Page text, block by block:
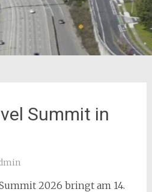
Summit in
2026 bringt am 14.